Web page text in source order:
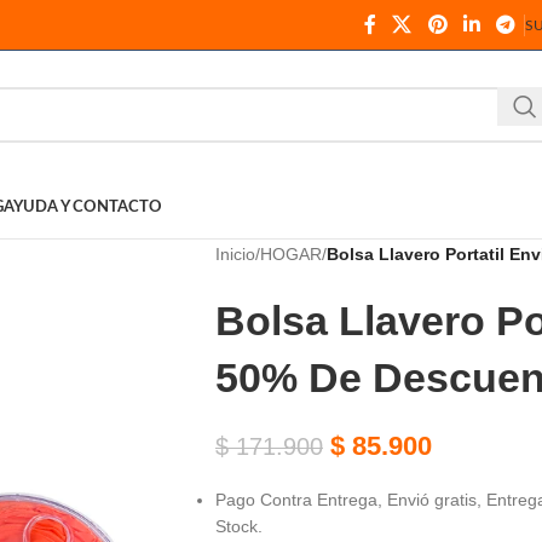
AYUDA Y CONTACTO
Inicio HOGAR Bolsa Llavero Portatil
Bolsa Llavero
50% De
$171.900 $85.900
Pago Contra Entrega, Envió gratis,
Stock.